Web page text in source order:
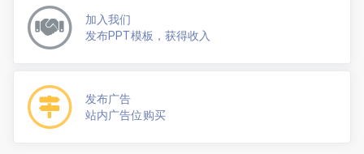
加入我们
发布PPT模板，获得收入
发布广告
站内广告位购买